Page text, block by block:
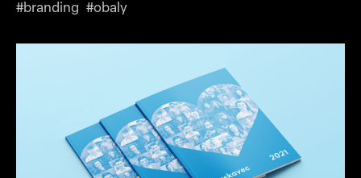
#branding #obaly